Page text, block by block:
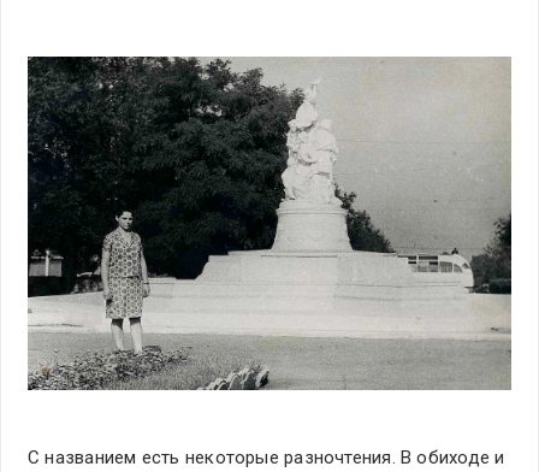
С названием есть некоторые разночтения. В обиходе и